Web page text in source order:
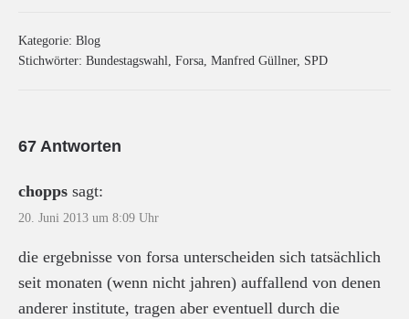
Kategorie: Blog
Stichwörter: Bundestagswahl Forsa Manfred Güllner, SPD
67 Antworten
chopps sagt:
20. Juni 2013 um 8:09 Uhr
die ergebnisse von forsa unterscheiden sich tatsächlich
seit monaten (wenn nicht jahren) auffallend von denen
anderer institute, tragen aber eventuell durch die